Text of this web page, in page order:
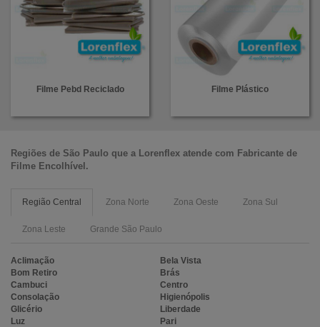
Filme Pebd Reciclado Filme Plástico
Regiões de São Paulo que a Lorenflex atende com Fabricante de
Filme Encolhível.
Região Central Zona Norte Zona Oeste Zona Sul
Zona Leste Grande São Paulo
Aclimação
Bela Vista
Bom Retiro
Brás
Cambuci
Centro
Consolação
Higienópolis
Glicério
Liberdade
Luz
Pari